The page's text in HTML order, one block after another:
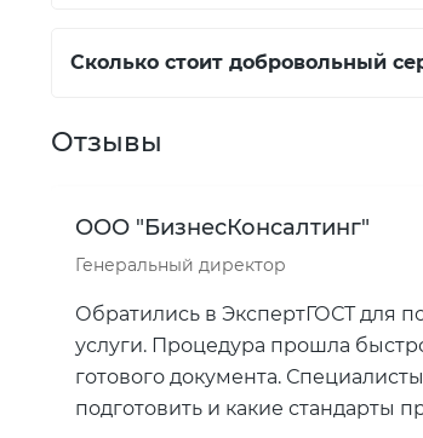
Сколько стоит добровольный
Отзывы
ООО "БизнесКонсалтинг"
Генеральный директор
Обратились в ЭкспертГОСТ для
услуги. Процедура прошла
готового документа.
подготовить и какие стандарты